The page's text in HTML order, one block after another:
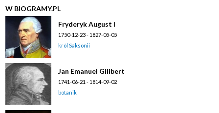
W BIOGRAMY.PL
Fryderyk August I
1750-12-23 - 1827-05-05
król Saksonii
Jan Emanuel Gilibert
1741-06-21 - 1814-09-02
botanik